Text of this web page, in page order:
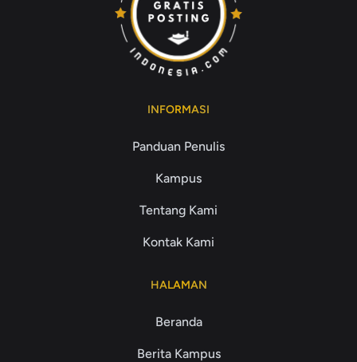
INFORMASI
Panduan Penulis
Kampus
Tentang Kami
Kontak Kami
HALAMAN
Beranda
Berita Kampus